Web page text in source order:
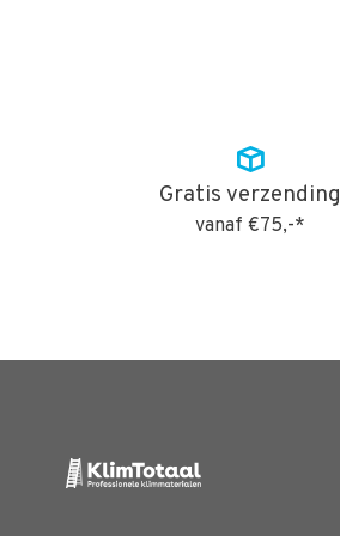
Gratis verzending
vanaf €75,-*